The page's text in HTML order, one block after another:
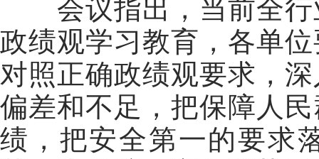
会议指出，当前全行
政绩观学习教育，各单
对照正确政绩观要求，
偏差和不足，把保障人
绩，把安全第一的要求